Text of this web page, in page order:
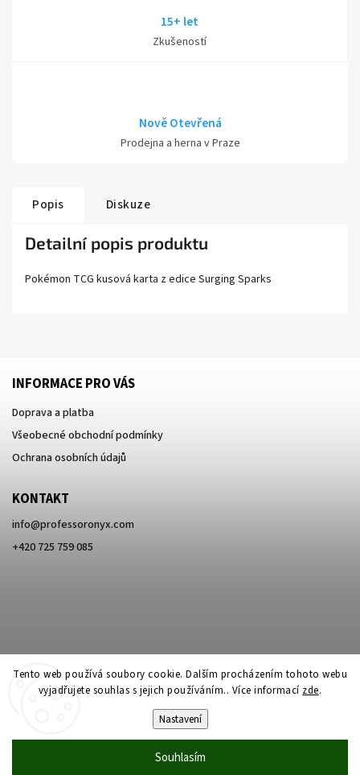
Tento web používá soubory cookie. Dalším procházením tohoto webu
vyjadřujete souhlas s jejich používáním.. Více informací zde.
Nastavení
Souhlasím
15+ let
Zkušeností
Nově Otevřená
Prodejna a herna v Praze
Popis Diskuze
Detailní popis produktu
Pokémon TCG kusová karta z edice Surging Sparks
INFORMACE PRO VÁS
Doprava a platba
Všeobecné obchodní podmínky
Ochrana osobních údajů
KONTAKT
info@professoronyx.com
+420 725 759 085
Professor Onyx. Všechna práva vyhrazena.